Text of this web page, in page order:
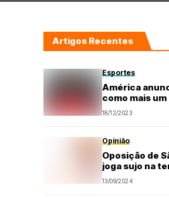
Artigos Recentes
Esportes
América
como mais
2024
18/12/2023
Opinião
Oposição de
joga sujo na
ganhar as
tapetão
13/09/2024